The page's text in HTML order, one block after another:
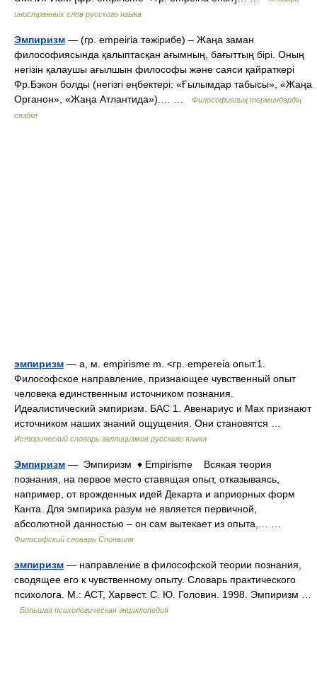
иностранных слов русского языка
Эмпиризм — (гр. еmpeiria тәжірибе) – Жаңа заман
философиясында қалыптасқан ағымның, бағыттың бірі. Оның
негізін қалаушы ағылшын философы және саяси қайраткері
Фр.Бэкон болды (негізгі еңбектері: «Ғылымдар табысы», «Жаңа
Органон», «Жаңа Атлантида»).… …
Философиялық терминдердің
сөздігі
эмпиризм — а, м. empirisme m. <гр. empereia опыт.1.
Философское направление, признающее чувственный опыт
человека единственным источником познания.
Идеалистический эмпиризм. БАС 1. Авенариус и Мах признают
источником наших знаний ощущения. Они становятся …
Исторический словарь галлицизмов русского языка
Эмпиризм — Эмпиризм ♦ Empirisme Всякая теория
познания, на первое место ставящая опыт, отказываясь,
например, от врожденных идей Декарта и априорных форм
Канта. Для эмпирика разум не является первичной,
абсолютной данностью – он сам вытекает из опыта,… …
Философский словарь Спонвиля
эмпиризм — направление в философской теории познания,
сводящее его к чувственному опыту. Словарь практического
психолога. М.: АСТ, Харвест. С. Ю. Головин. 1998. Эмпиризм …
Большая психологическая энциклопедия